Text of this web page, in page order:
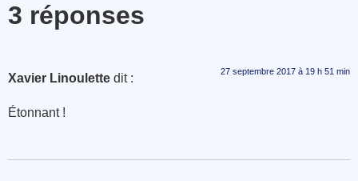
3 réponses
Xavier Linoulette dit : 27 septembre 2017 à 19 h 51 min
Étonnant !